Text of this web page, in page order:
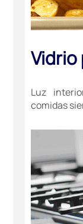
Luz
comidas